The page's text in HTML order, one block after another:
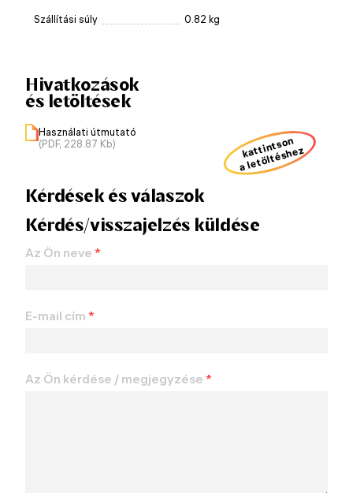
Szállítási súly 0.82 kg
Hivatkozások
és letöltések
Használati útmutató
(PDF, 228.87 Kb)
kattintson
a letöltéshez
Kérdések és válaszok
Kérdés/visszajelzés küldése
Az Ön neve *
E-mail cím *
Az Ön kérdése / megjegyzése *